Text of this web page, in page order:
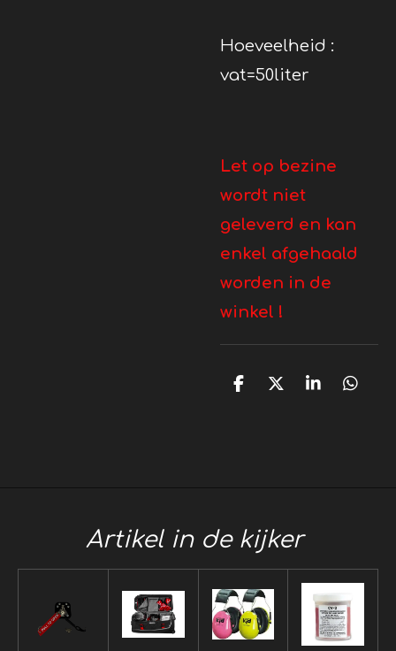
Hoeveelheid :
vat=50liter
Let op bezine
wordt niet
geleverd en kan
enkel afgehaald
worden in de
winkel !
D
D
S
D
Artikel in de kijker